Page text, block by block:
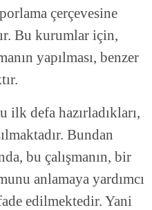
çerçevesine
Bu kurumlar için,
yapılması, benzer
ilk defa hazırladıkları,
Bundan
bu çalışmanın, bir
anlamaya yardımcı
edilmektedir. Yani